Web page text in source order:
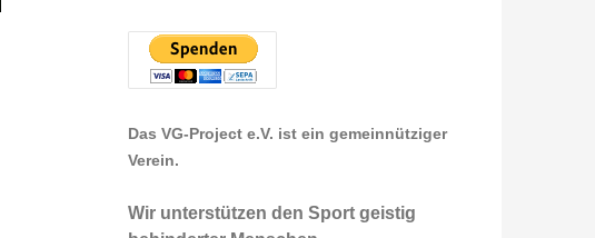
Das VG-Project e.V. ist ein gemeinnütziger
Verein.
Wir unterstützen den Sport geistig